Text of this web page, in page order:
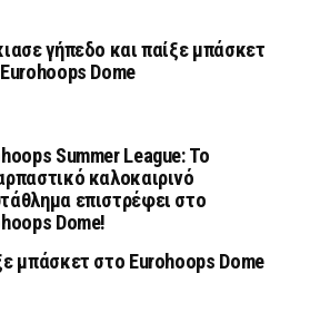
γήπεδο και παίξε μπάσκετ
Dome
Summer League: Το
καλοκαιρινό
επιστρέφει στο
Dome!
μπάσκετ στο Eurohoops Dome